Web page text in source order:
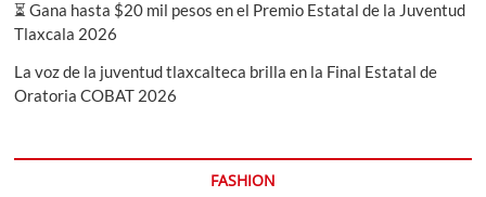
⏳ Gana hasta $20 mil pesos en el Premio Estatal de la Juventud
Tlaxcala 2026
La voz de la juventud tlaxcalteca brilla en la Final Estatal de
Oratoria COBAT 2026
FASHION